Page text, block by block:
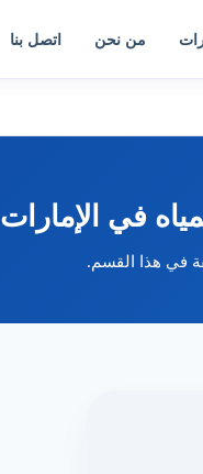
من نحن اتصل بنا
في الإمارات
في هذا القسم.